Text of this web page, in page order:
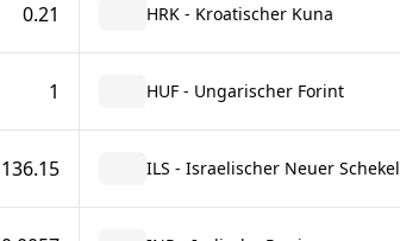
0.21 HRK - Kroatischer Kuna
1 HUF - Ungarischer Forint
136.15 ILS - Israelischer Neuer Schekel